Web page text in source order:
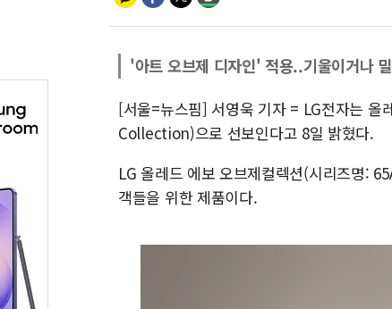
'아트 오브제 디자인' 적용..기울이거나
[서울=뉴스핌] 서영욱 기자 = LG전자는
Collection)으로 선보인다고 8일 밝혔다.
LG 올레드 에보 오브제컬렉션(시리즈명:
객들을 위한 제품이다.